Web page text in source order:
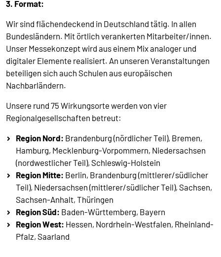
3. Format:
Wir sind flächendeckend in Deutschland tätig. In allen
Bundesländern. Mit örtlich verankerten Mitarbeiter/innen.
Unser Messekonzept wird aus einem Mix analoger und
digitaler Elemente realisiert. An unseren Veranstaltungen
beteiligen sich auch Schulen aus europäischen
Nachbarländern.
Unsere rund 75 Wirkungsorte werden von vier
Regionalgesellschaften betreut:
Region Nord: Brandenburg (nördlicher Teil), Bremen,
Hamburg, Mecklenburg-Vorpommern, Niedersachsen
(nordwestlicher Teil), Schleswig-Holstein
Region Mitte: Berlin, Brandenburg (mittlerer/südlicher
Teil), Niedersachsen (mittlerer/südlicher Teil), Sachsen,
Sachsen-Anhalt, Thüringen
Region Süd: Baden-Württemberg, Bayern
Region West: Hessen, Nordrhein-Westfalen, Rheinland-
Pfalz, Saarland